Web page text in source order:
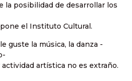
la posibilidad de desarrollar los
el Instituto Cultural.
guste la música, la danza -
artística no es extraño.